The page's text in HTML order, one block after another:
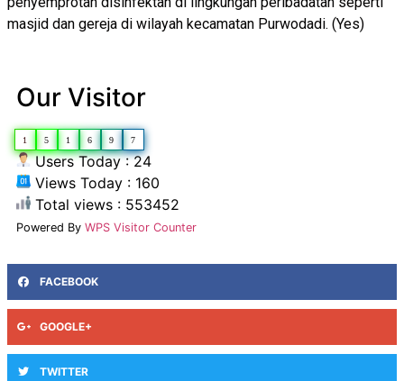
masjid dan gereja di wilayah kecamatan Purwodadi. (Yes)
Our Visitor
1 5 1 6 9 7
Users Today : 24
Views Today : 160
Total views : 553452
Powered By WPS Visitor Counter
FACEBOOK
GOOGLE+
TWITTER